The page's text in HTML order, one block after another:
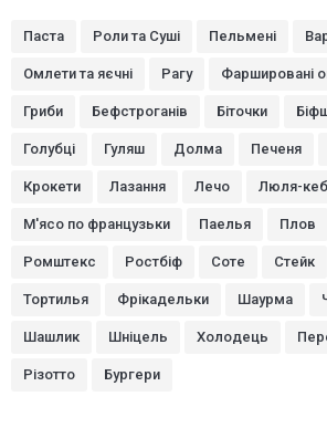
Паста Роли та Суші Пельмені
Омлети та яєчні Рагу Фаршировані
Гриби Бефстроганів Біточки
Голубці Гуляш Долма Печеня
Крокети Лазання Лечо Люля-
М'ясо по французьки Паелья Плов
Ромштекс Ростбіф Соте Стейк
Тортилья Фрікадельки Шаурма
Шашлик Шніцель Холодець
Різотто Бургери